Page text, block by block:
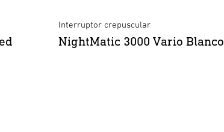
Interruptor crepuscular
NightMatic 3000 Vario Blanco